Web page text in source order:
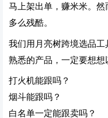
马上架出单，赚米米。
多么残酷。
我们用月亮树跨境选品
熟悉的产品，一定要想想
打火机能跟吗？
烟斗能跟吗？
白名单一定能跟卖吗？